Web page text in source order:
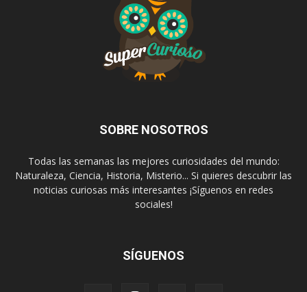
SOBRE NOSOTROS
Todas las semanas las mejores curiosidades del mundo:
Naturaleza, Ciencia, Historia, Misterio... Si quieres descubrir las
noticias curiosas más interesantes ¡Síguenos en redes
sociales!
SÍGUENOS